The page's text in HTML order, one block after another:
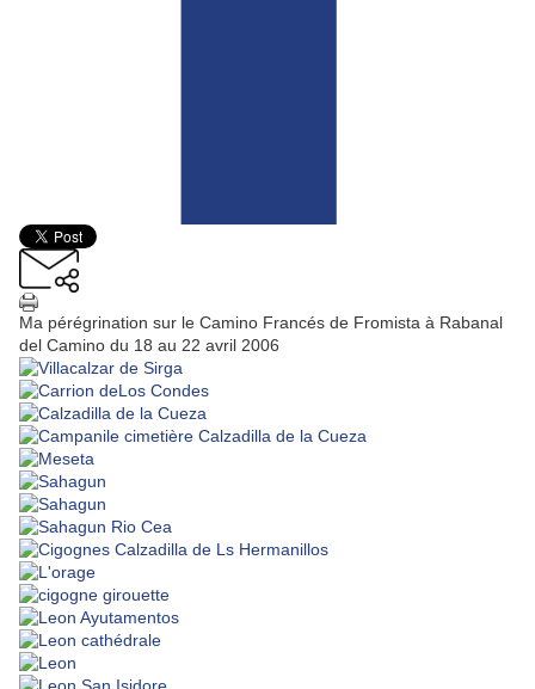
Ma pérégrination sur le Camino Francés de Fromista à Rabanal
del Camino du 18 au 22 avril 2006